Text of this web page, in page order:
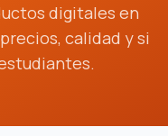
digitales en
calidad y si